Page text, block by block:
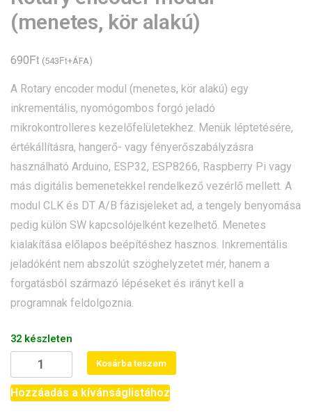
(menetes, kör alakú)
690Ft (543Ft+ÁFA)
A Rotary encoder modul (menetes, kör alakú) egy
inkrementális, nyomógombos forgó jeladó
mikrokontrolleres kezelőfelületekhez. Menük léptetésére,
értékállításra, hangerő- vagy fényerőszabályzásra
használható Arduino, ESP32, ESP8266, Raspberry Pi vagy
más digitális bemenetekkel rendelkező vezérlő mellett. A
modul CLK és DT A/B fázisjeleket ad, a tengely benyomása
pedig külön SW kapcsolójelként kezelhető. Menetes
kialakítása előlapos beépítéshez hasznos. Inkrementális
jeladóként nem abszolút szöghelyzetet mér, hanem a
forgatásból származó lépéseket és irányt kell a
programnak feldolgoznia.
32 készleten
Rotary
encoder
modul
Kosárba teszem
Hozzáadás a kívánságlistához